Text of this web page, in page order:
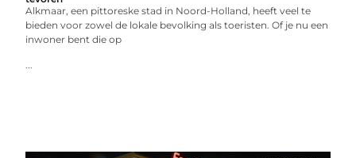
Alkmaar, een pittoreske stad in Noord-Holland, heeft veel te
bieden voor zowel de lokale bevolking als toeristen. Of je nu een
inwoner bent die op
...